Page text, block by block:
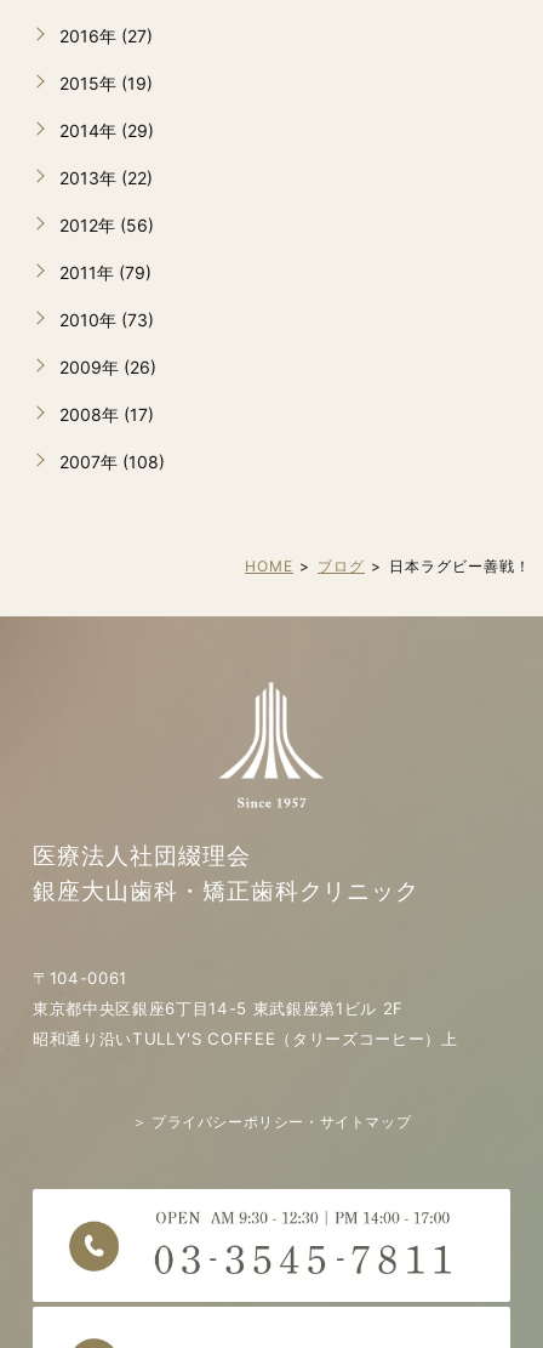
2016年 (27)
2015年 (19)
2014年 (29)
2013年 (22)
2012年 (56)
2011年 (79)
2010年 (73)
2009年 (26)
2008年 (17)
2007年 (108)
HOME ブログ 日本ラグビー善戦！
医療法人社団綴理会
銀座大山歯科・矯正歯科クリニック
〒104-0061
東京都中央区銀座6丁目14-5 東武銀座第1ビル 2F
昭和通り沿いTULLY'S COFFEE（タリーズコーヒー）上
＞ プライバシーポリシー・サイトマップ